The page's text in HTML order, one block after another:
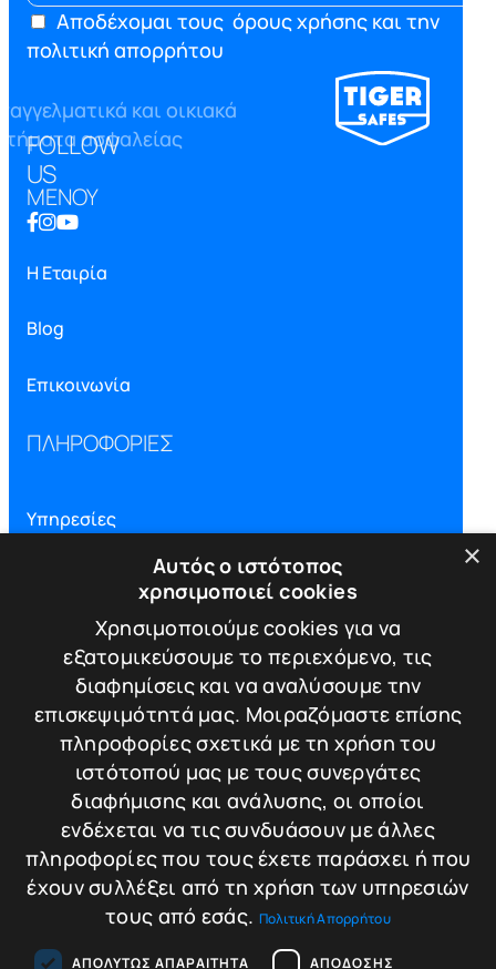
Αποδέχομαι τους όρους χρήσης και την
πολιτική απορρήτου
FOLLOW
US
ΜΕΝΟΥ
Η Εταιρία
Blog
Επικοινωνία
ΠΛΗΡΟΦΟΡΙΕΣ
Υπηρεσίες
Πιστοποιήσεις
Πολιτική απορρήτου
Τρόποι πληρωμής
Πολιτική Επιστροφών / Ακυρώσεων
ΕΠΙΚΟΙΝΩΝΙΑ
Λεωφ. Κωνσταντίνου Καραμανλή 174
Τ.Κ. 542 48 - Θεσσαλονίκη
T.+30.2310.30.39.35T.+30.2310.220.221
×
Αυτός ο ιστότοπος
χρησιμοποιεί cookies
Χρησιμοποιούμε cookies για να
εξατομικεύσουμε το περιεχόμενο, τις
διαφημίσεις και να αναλύσουμε την
επισκεψιμότητά μας. Μοιραζόμαστε επίσης
πληροφορίες σχετικά με τη χρήση του
ιστότοπού μας με τους συνεργάτες
διαφήμισης και ανάλυσης, οι οποίοι
ενδέχεται να τις συνδυάσουν με άλλες
πληροφορίες που τους έχετε παράσχει ή που
έχουν συλλέξει από τη χρήση των υπηρεσιών
τους από εσάς. Πολιτική Απορρήτου
ΑΠΟΛΎΤΩΣ ΑΠΑΡΑΊΤΗΤΑ ΑΠΌΔΟΣΗΣ